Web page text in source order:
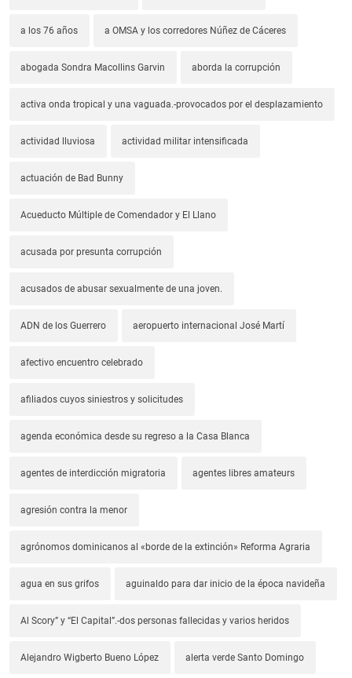
a los 76 años a OMSA y los corredores Núñez de Cáceres
abogada Sondra Macollins Garvin aborda la corrupción
activa onda tropical y una vaguada.-provocados por el desplazamiento
actividad lluviosa actividad militar intensificada
actuación de Bad Bunny
Acueducto Múltiple de Comendador y El Llano
acusada por presunta corrupción
acusados de abusar sexualmente de una joven.
ADN de los Guerrero aeropuerto internacional José Martí
afectivo encuentro celebrado
afiliados cuyos siniestros y solicitudes
agenda económica desde su regreso a la Casa Blanca
agentes de interdicción migratoria agentes libres amateurs
agresión contra la menor
agrónomos dominicanos al «borde de la extinción» Reforma Agraria
agua en sus grifos aguinaldo para dar inicio de la época navideña
Al Scory” y “El Capital”.-dos personas fallecidas y varios heridos
Alejandro Wigberto Bueno López alerta verde Santo Domingo